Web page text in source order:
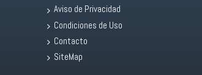
Aviso de Privacidad
Condiciones de Uso
Contacto
SiteMap